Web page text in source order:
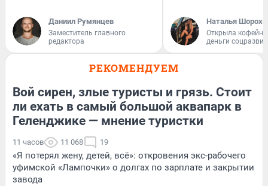
Даниил Румянцев
Заместитель главного
редактора
Наталья
Открыла
деньги
РЕКОМЕНДУЕМ
Вой сирен, злые туристы и грязь. Стоит
ли ехать в самый большой аквапарк в
Геленджике — мнение туристки
11 часов 11 068 19
«Я потерял жену, детей, всё»: откровения экс-рабочего
уфимской «Лампочки» о долгах по зарплате и закрытии
завода